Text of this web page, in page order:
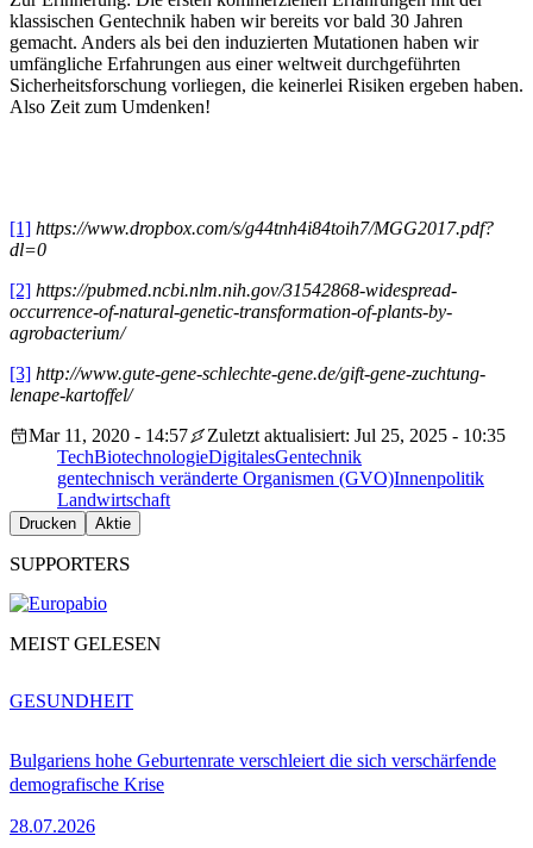
klassischen Gentechnik haben wir bereits vor bald 30 Jahren
gemacht. Anders als bei den induzierten Mutationen haben wir
umfängliche Erfahrungen aus einer weltweit durchgeführten
Sicherheitsforschung vorliegen, die keinerlei Risiken ergeben haben.
Also Zeit zum Umdenken!
[1] https://www.dropbox.com/s/g44tnh4i84toih7/MGG2017.pdf?
dl=0
[2] https://pubmed.ncbi.nlm.nih.gov/31542868-widespread-
occurrence-of-natural-genetic-transformation-of-plants-by-
agrobacterium/
[3] http://www.gute-gene-schlechte-gene.de/gift-gene-zuchtung-
lenape-kartoffel/
Mar 11, 2020 - 14:57
Zuletzt aktualisiert: Jul 25, 2025 - 10:35
TechBiotechnologieDigitalesGentechnik
gentechnisch veränderte Organismen (GVO)Innenpolitik
Landwirtschaft
Drucken Aktie
SUPPORTERS
MEIST GELESEN
Bulgariens hohe Geburtenrate verschleiert die sich verschärfende
demografische Krise
28.07.2026
GESUNDHEIT